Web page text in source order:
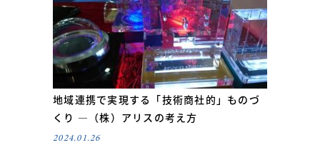
地域連携で実現する「技術商社的」ものづ
くり ―（株）アリスの考え方
2024.01.26